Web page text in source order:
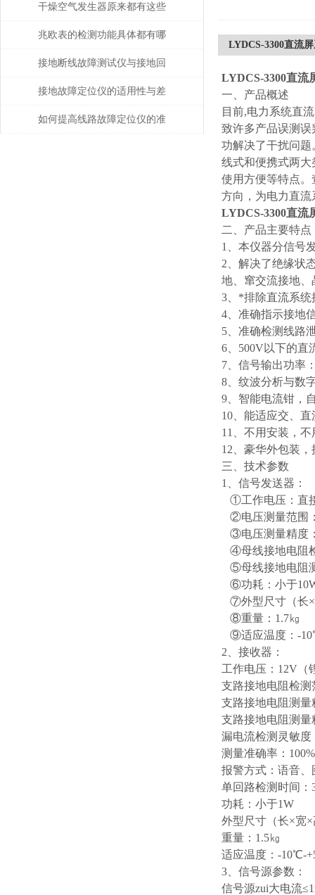
提高安全性和可靠性
干燥空气发生器原来都有这些
性能和特点
兆欧表的检测功能具体都有哪
些？
接地断线故障测试仪与接地回
路连续性检测技术解析
接地故障定位仪的适用性与差
异分析
如何提高线路故障定位仪的准
LYDCS-3300直流
LYDCS-3300直流
一、产品概述
目前,电力系统直
致许多产品误测
功解决了干扰问
线式和便携式两
使用方便等特点
方向，为电力直
LYDCS-3300直流
二、产品主要特点
1、本仪器分信号
2、解决了绝缘状
地、窜交流接地
3、*排除直流系统
4、准确指示接地
5、准确检测线路
6、500V以下的直
7、信号输出功率
8、纹波分析与数
9、智能电流钳，
10、能适应交、
11、不用安装，
12、豪华外包装
三、技术参数
1、信号发送器：
①工作电压：直
②电压测量范围
③电压测量精度
④母线接地电阻
⑤母线接地电阻
⑥功耗：小于
⑦外型尺寸（长×
⑧重量：1.7㎏
⑨适应温度：-
2、接收器：
工作电压：12V（
支路接地电阻检
支路接地电阻测量
支路接地电阻测
漏电流检测灵敏度
测量准确率：100%
报警方式：语音
单回路检测时间：
功耗：小于1W
外型尺寸（长×宽×
重量：1.5㎏
适应温度：-10℃-
3、信号源参数：
信号源zui大电流